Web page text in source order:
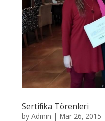
Sertifika Törenleri
by Admin | Mar 26, 2015